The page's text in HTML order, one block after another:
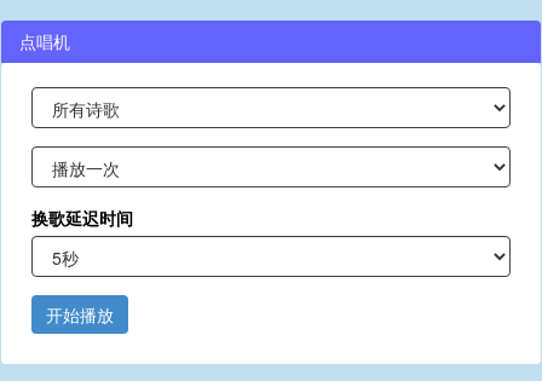
点唱机
换歌延迟时间
开始播放